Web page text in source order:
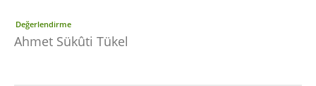
Değerlendirme
Ahmet Sükûti Tükel